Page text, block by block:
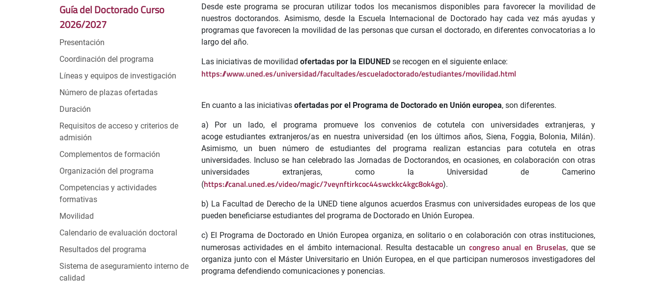
Guía del Doctorado Curso
2026/2027
Presentación
Coordinación del programa
Líneas y equipos de investigación
Número de plazas ofertadas
Duración
Requisitos de acceso y criterios de
admisión
Complementos de formación
Organización del programa
Competencias y actividades
formativas
Movilidad
Calendario de evaluación doctoral
Resultados del programa
Sistema de aseguramiento interno de
calidad
Desde este programa se procuran utilizar todos los mecanismos disponibles para favorecer la movilidad de
nuestros doctorandos. Asimismo, desde la Escuela Internacional de Doctorado hay cada vez más ayudas y
programas que favorecen la movilidad de las personas que cursan el doctorado, en diferentes convocatorias a lo
largo del año.
Las iniciativas de movilidad ofertadas por la EIDUNEDse recogen en el siguiente enlace:
https://www.uned.es/universidad/facultades/escueladoctorado/estudiantes/movilidad.html
En cuanto a las iniciativas ofertadas por el Programa de Doctorado en Unión europea, son diferentes.
a) Por un lado, el programa promueve los convenios de cotutela con universidades extranjeras, y
acoge estudiantes extranjeros/as en nuestra universidad (en los últimos años, Siena, Foggia, Bolonia, Milán).
Asimismo, un buen número de estudiantes del programa realizan estancias para cotutela en otras
universidades. Incluso se han celebrado las Jornadas de Doctorandos, en ocasiones, en colaboración con otras
universidades extranjeras, como la Universidad de Camerino
(https://canal.uned.es/video/magic/7veynftirkcoc44swckkc4kgc8ok4go).
b) La Facultad de Derecho de la UNED tiene algunos acuerdos Erasmus con universidades europeas de los que
pueden beneficiarse estudiantes del programa de Doctorado en Unión Europea.
c) El Programa de Doctorado en Unión Europea organiza, en solitario o en colaboración con otras instituciones,
numerosas actividades en el ámbito internacional. Resulta destacable un congreso anual en Bruselas, que se
organiza junto con el Máster Universitario en Unión Europea, en el que participan numerosos investigadores del
programa defendiendo comunicaciones y ponencias.